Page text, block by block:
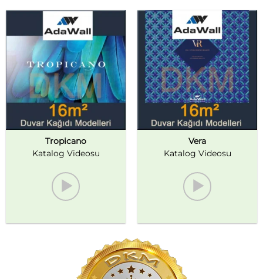
Tropicano
Katalog Videosu
Vera
Katalog Videosu